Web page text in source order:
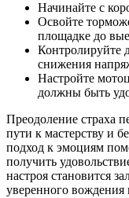
Начинайте с
Освойте
площадке до
Контролируйте
снижения
Настройте
должны быть
Преодоление страха
пути к мастерству и
подход к эмоциям
получить
настроя становится
уверенного вождения